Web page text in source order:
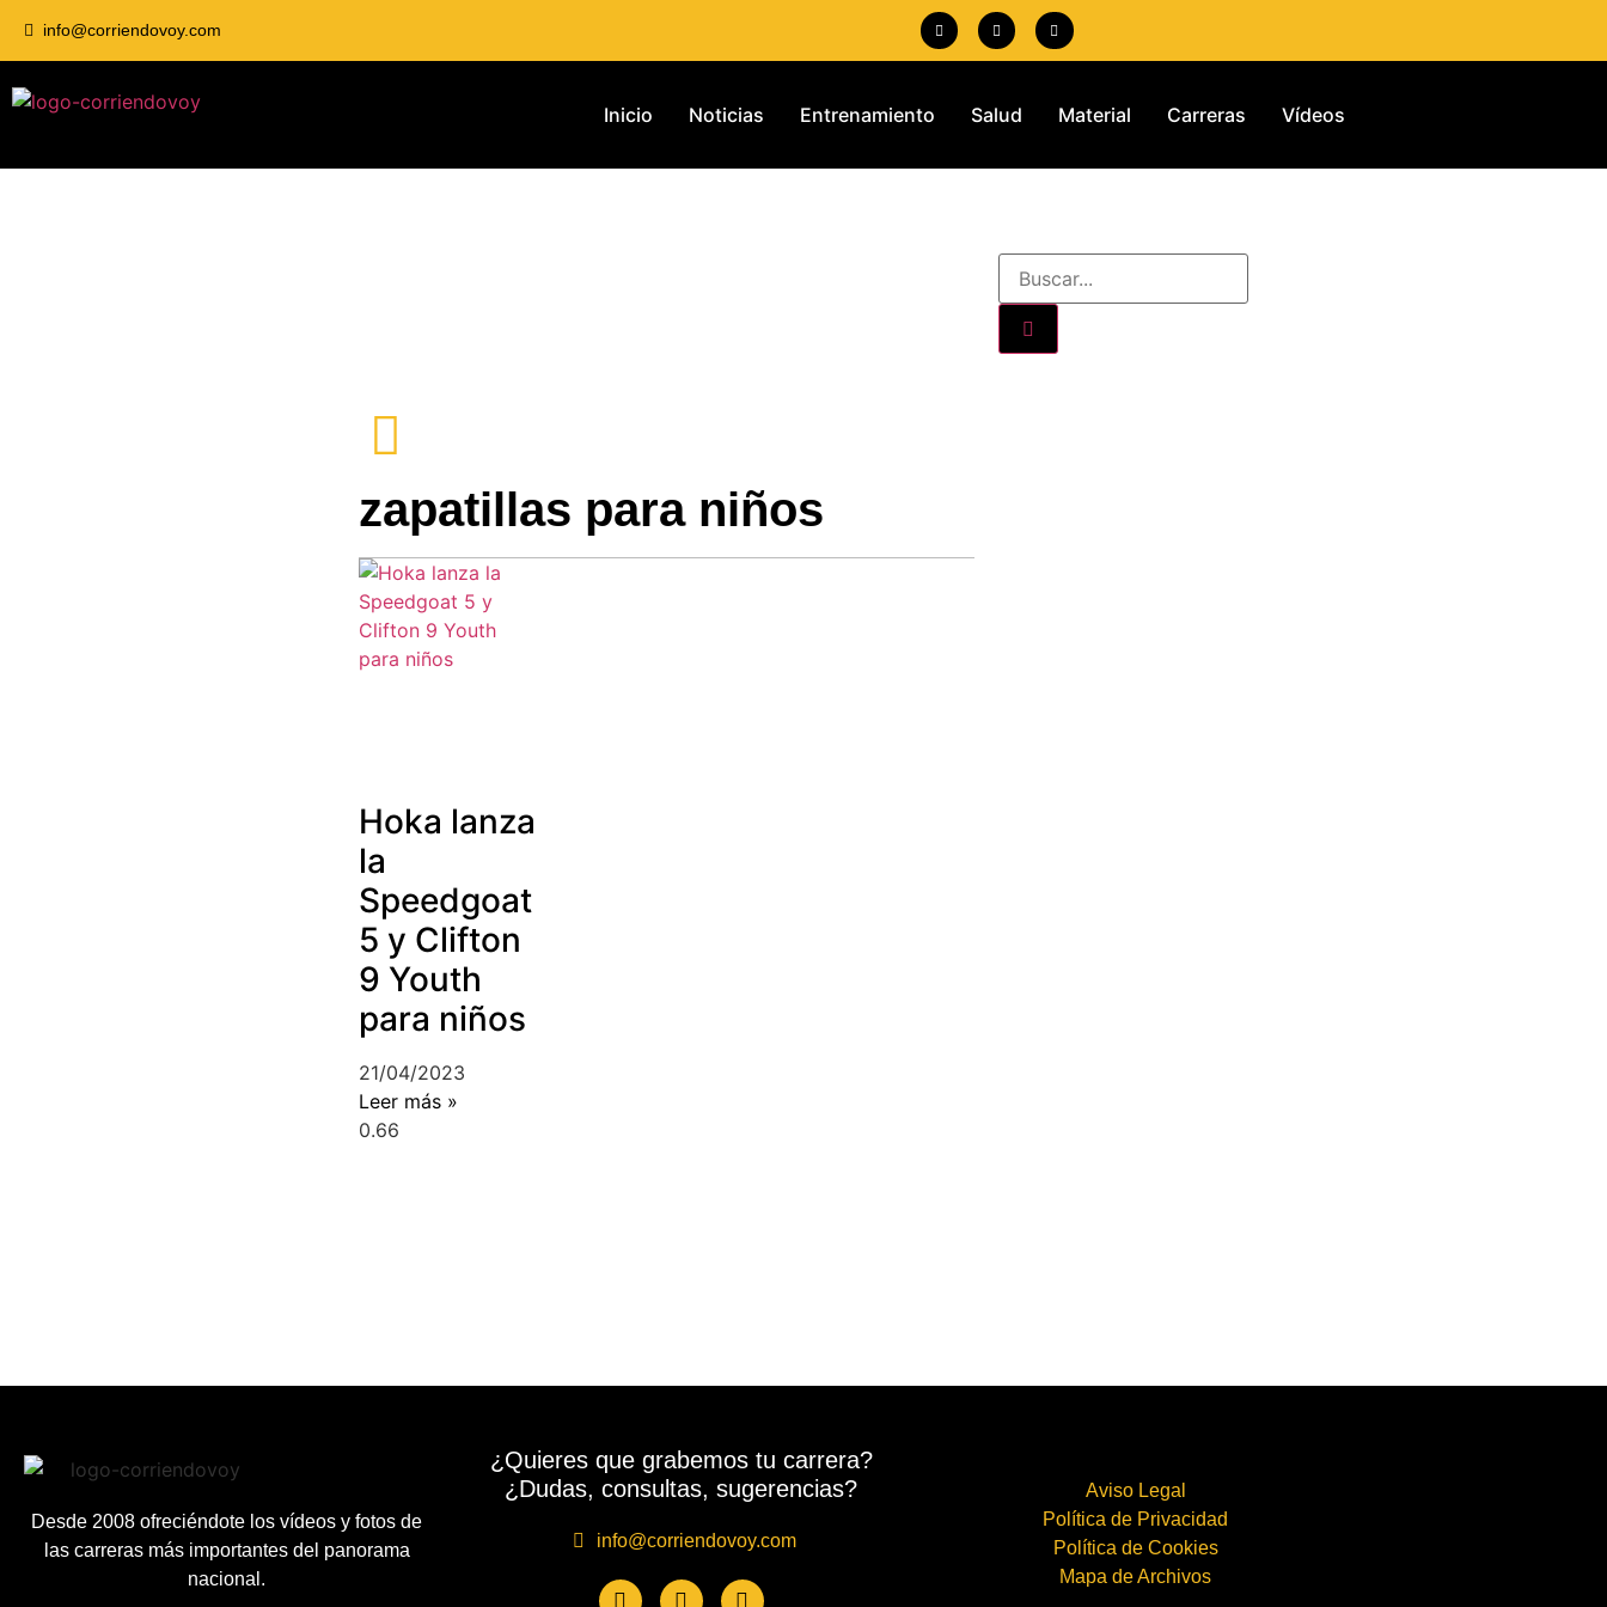
info@corriendovoy.com
Inicio Noticias Entrenamiento Salud Material Carreras Vídeos
zapatillas para niños
Hoka lanza
la
Speedgoat
5 y Clifton
9 Youth
para niños
21/04/2023
Leer más »
Desde 2008 ofreciéndote los vídeos y fotos de
las carreras más importantes del panorama
nacional.
¿Quieres que grabemos tu carrera?
¿Dudas, consultas, sugerencias?
info@corriendovoy.com
Aviso Legal
Política de Privacidad
Política de Cookies
Mapa de Archivos